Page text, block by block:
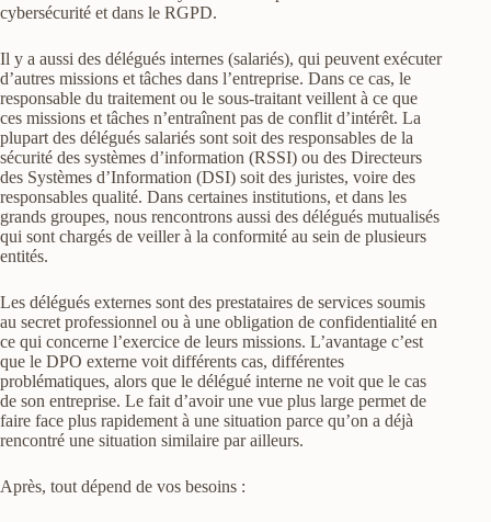
cybersécurité et dans le RGPD.
Il y a aussi des délégués internes (salariés), qui peuvent exécuter
d’autres missions et tâches dans l’entreprise. Dans ce cas, le
responsable du traitement ou le sous-traitant veillent à ce que
ces missions et tâches n’entraînent pas de conflit d’intérêt. La
plupart des délégués salariés sont soit des responsables de la
sécurité des systèmes d’information (RSSI) ou des Directeurs
des Systèmes d’Information (DSI) soit des juristes, voire des
responsables qualité. Dans certaines institutions, et dans les
grands groupes, nous rencontrons aussi des délégués mutualisés
qui sont chargés de veiller à la conformité au sein de plusieurs
entités.
Les délégués externes sont des prestataires de services soumis
au secret professionnel ou à une obligation de confidentialité en
ce qui concerne l’exercice de leurs missions. L’avantage c’est
que le DPO externe voit différents cas, différentes
problématiques, alors que le délégué interne ne voit que le cas
de son entreprise. Le fait d’avoir une vue plus large permet de
faire face plus rapidement à une situation parce qu’on a déjà
rencontré une situation similaire par ailleurs.
Après, tout dépend de vos besoins :